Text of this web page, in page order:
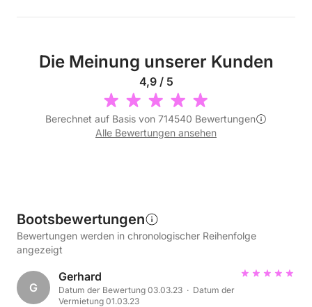
Die Meinung unserer Kunden
4,9 / 5
Berechnet auf Basis von 714540 Bewertungen
Alle Bewertungen ansehen
Bootsbewertungen
Bewertungen werden in chronologischer Reihenfolge
angezeigt
G
Gerhard
Datum der Bewertung 03.03.23 · Datum der
Vermietung 01.03.23